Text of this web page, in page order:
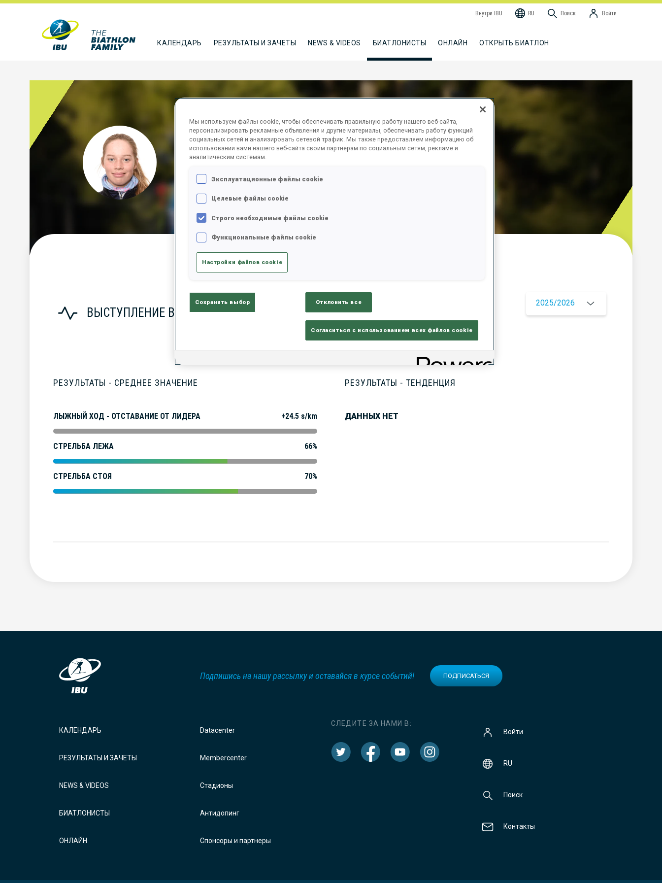
Внутри IBU RU Поиск Войти
КАЛЕНДАРЬ РЕЗУЛЬТАТЫ И ЗАЧЕТЫ NEWS & VIDEOS БИАТЛОНИСТЫ ОНЛАЙН ОТКРЫТЬ БИАТЛОН
MOON ISABELLA
ПОДПИСАТЬСЯ
Статистика
ВЫСТУПЛЕНИЕ В СЕЗОНЕ
2025/2026
РЕЗУЛЬТАТЫ - СРЕДНЕЕ ЗНАЧЕНИЕ
ЛЫЖНЫЙ ХОД - ОТСТАВАНИЕ ОТ ЛИДЕРА +24.5 s/km
СТРЕЛЬБА ЛЕЖА 66%
СТРЕЛЬБА СТОЯ 70%
РЕЗУЛЬТАТЫ - ТЕНДЕНЦИЯ
ДАННЫХ НЕТ
Подпишись на нашу рассылку и оставайся в курсе событий! ПОДПИСАТЬСЯ
КАЛЕНДАРЬ
РЕЗУЛЬТАТЫ И ЗАЧЕТЫ
NEWS & VIDEOS
БИАТЛОНИСТЫ
ОНЛАЙН
Datacenter
Membercenter
Стадионы
Антидопинг
Спонсоры и партнеры
СЛЕДИТЕ ЗА НАМИ В:
Войти
RU
Поиск
Контакты
Мы используем файлы cookie, чтобы обеспечивать правильную работу нашего веб-сайта,
персонализировать рекламные объявления и другие материалы, обеспечивать работу функций
социальных сетей и анализировать сетевой трафик. Мы также предоставляем информацию об
использовании вами нашего веб-сайта своим партнерам по социальным сетям, рекламе и
аналитическим системам.
Эксплуатационные файлы cookie
Целевые файлы cookie
Строго необходимые файлы cookie
Функциональные файлы cookie
Настройки файлов cookie
Сохранить выбор Отклонить все
Согласиться с использованием всех файлов cookie